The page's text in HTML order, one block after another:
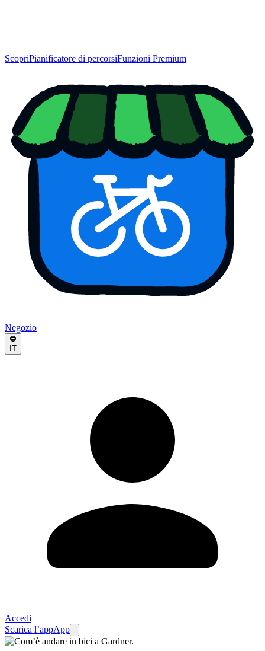
ScopriPianificatore di percorsiFunzioni Premium
Negozio
IT
Accedi
Scarica l’appApp